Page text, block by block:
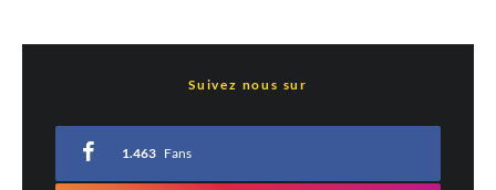
*
Commentaire*
Suivez nous sur
1.463 Fans